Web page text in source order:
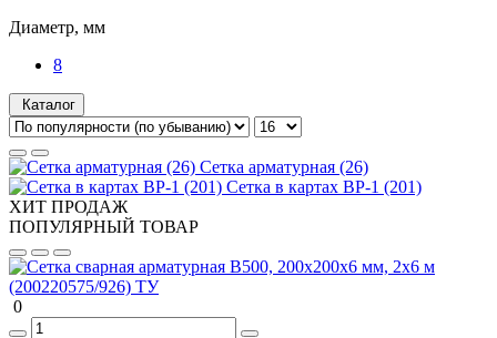
Диаметр, мм
8
Каталог
Сетка арматурная (26)
Сетка в картах ВР-1 (201)
ХИТ ПРОДАЖ
ПОПУЛЯРНЫЙ ТОВАР
0